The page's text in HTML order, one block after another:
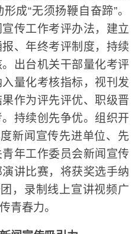
成“无须扬鞭自奋蹄”。
传工作考评办法，建立
、年终考评制度，持续
出台机关干部量化考评
量化考核指标，视刊发
作为评先评优、职级晋
持续创先争优。组织开
新闻宣传先进单位、先
年工作委员会新闻宣传
讲比赛，将获奖选手纳
，录制线上宣讲视频广
青春力。